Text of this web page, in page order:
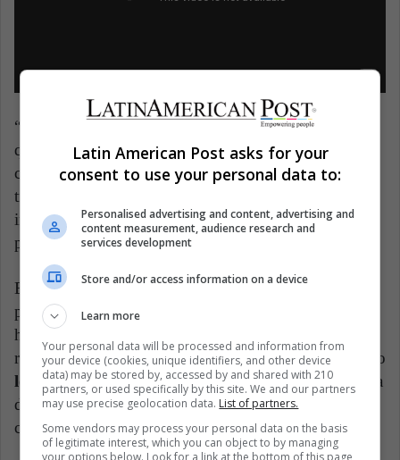
“Y si nuestro amor es incorrecto, entonces nunca
quiero estar en lo correcto” es parte del coro de una
canción de disimulo, miedo y vergüenza que se
transformó en revelación, valor y orgullo para su
intérprete y compositor Calum Scott y en un éxito
para el público LGBT.
El artista británico de 31 años y ex participante del
programa Britain’s Got Talent (donde fue finalista)
habló abiertamente de su orientación sexual a la
reconocida revista Gaytime. Y a partir de ese momento
le canta al amor en todas sus formas,a una infancia
de acoso que él sufrió en primera persona y al romper
con la intolerancia.
Latin American Post asks for your
consent to use your personal data to:
Personalised advertising and content, advertising and
content measurement, audience research and
services development
Store and/or access information on a device
Learn more
Your personal data will be processed and information from
your device (cookies, unique identifiers, and other device
data) may be stored by, accessed by and shared with 210
partners, or used specifically by this site. We and our partners
may use precise geolocation data. List of partners.
Some vendors may process your personal data on the basis
of legitimate interest, which you can object to by managing
your options below. Look for a link at the bottom of this page